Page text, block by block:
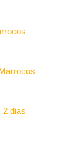
2 dias